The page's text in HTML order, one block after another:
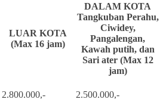
LUAR KOTA
(Max 16 jam)
DALAM KOTA
Tangkuban Perahu,
Ciwidey,
Pangalengan,
Kawah putih, dan
Sari ater (Max 12
jam)
2.800.000,- 2.500.000,-